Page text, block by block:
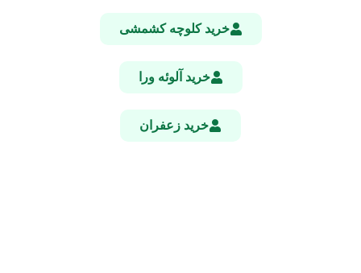
خرید کلوچه کشمشی
خرید آلوئه ورا
خرید زعفران